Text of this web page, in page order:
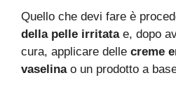
Quello che devi fare è
della pelle irritatae, dopo
cura, applicare delle creme
vaselina o un prodotto a